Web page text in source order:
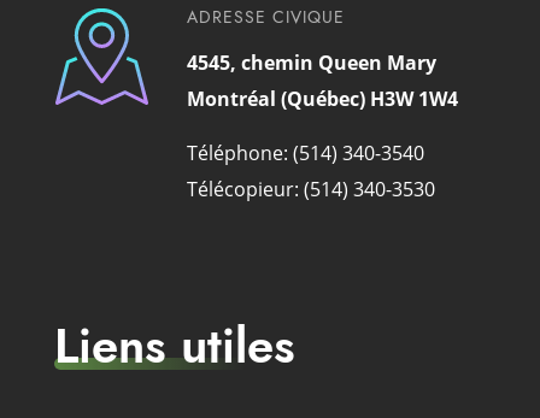
ADRESSE CIVIQUE
4545, chemin Queen Mary
Montréal (Québec) H3W 1W4
Téléphone: (514) 340-3540
Télécopieur: (514) 340-3530
Liens utiles